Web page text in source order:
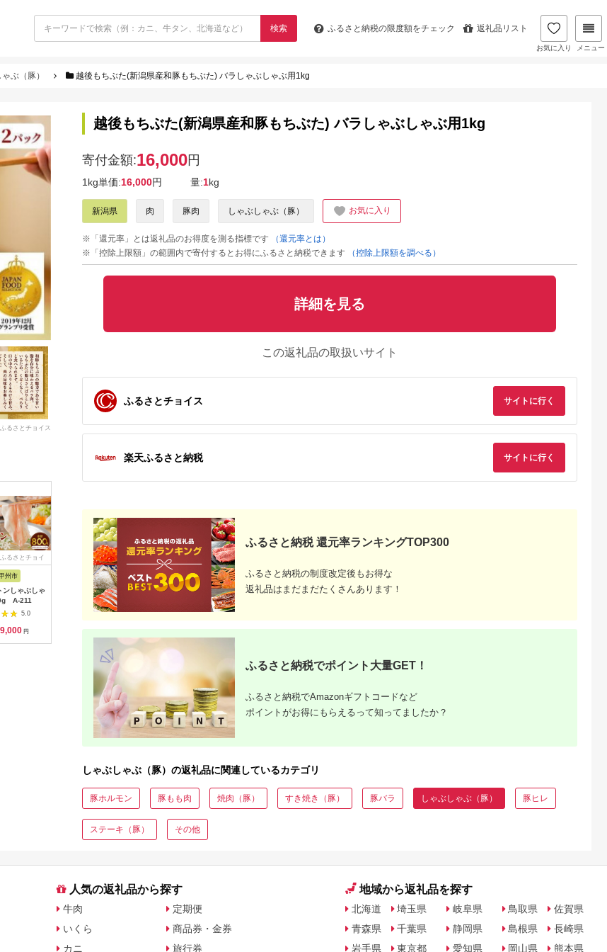
検索 ふるさと納税の限度額をチェック 返礼品リスト
お気に入り メニュー
ぶ（豚） 越後もちぶた(新潟県産和豚もちぶた) バラしゃぶしゃぶ用1kg
るさとチョイス
るさとチョイ
州市
ンしゃぶしゃ
A-211
5.0
9,000 円
出典：ANAのふるさと
宮崎県 日南市
数量限定 豚肉 わくわ
く セット 合計3.8kg
ポーク 国産 豚ロース
とんかつ スライス 豚
切り落とし 豚バラ し
ゃぶしゃぶ ミンチ 挽
肉 ハンバーグ すき焼
き 弁当 おかず おつま
み 万能食材 真空パッ
ク 大容量 詰め合わせ
お取り寄せ 宮崎県 日
南市 送料無料_CD66-
5.0
19,000
出典：ふるさとチョイ
ス
鹿児島県 出水市
i357 鹿児島県産黒豚
バラしゃぶしゃぶ
800g(約400g×2P) 豚
肉 黒豚 国産 鹿児島県
産 バラ バラ肉 しゃぶ
しゃぶ 肉巻き 料理
【スーパーよしだ】
5.0
16,000
ス
山形県
山形の極み 平田牧場
バラ 肩ロース ロース
肉 お肉 おにく ニク
23,000
山形県
金華豚 しゃぶしゃぶ
肉 お肉 おにく ニク
山形県 F2Y-0464
13,000
ｇ×3パック） 3～4人
前 豚肉 麦豚 四万十ポ
6,000
_1969R
11,000
越後もちぶた(新潟県産和豚もちぶた) バラしゃぶしゃぶ用1kg
寄付金額:16,000円
1kg単価:16,000円 量:1kg
新潟県 肉 豚肉 しゃぶしゃぶ（豚） お気に入り
※「還元率」とは返礼品のお得度を測る指標です
（還元率とは）
※「控除上限額」の範囲内で寄付するとお得にふるさと納税できます
（控除上限額を調べる）
詳細を見る
この返礼品の取扱いサイト
ふるさとチョイス サイトに行く
楽天ふるさと納税 サイトに行く
ふるさと納税 還元率ランキングTOP300
ふるさと納税の制度改定後もお得な
返礼品はまだまだたくさんあります！
ふるさと納税でポイント大量GET！
ふるさと納税でAmazonギフトコードなど
ポイントがお得にもらえるって知ってましたか？
しゃぶしゃぶ（豚）の返礼品に関連しているカテゴリ
豚ホルモン 豚もも肉 焼肉（豚） すき焼き（豚） 豚バラ しゃぶしゃぶ（豚） 豚ヒレ
ステーキ（豚） その他
人気の返礼品から探す
牛肉
いくら
カニ
定期便
商品券・金券
旅行券
地域から返礼品を探す
北海道
青森県
岩手県
埼玉県
千葉県
東京都
岐阜県
静岡県
愛知県
鳥取県
島根県
岡山県
佐賀県
長崎県
熊本県